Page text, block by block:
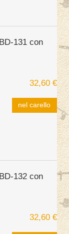
131 con
32,60 €
nel carello
132 con
32,60 €